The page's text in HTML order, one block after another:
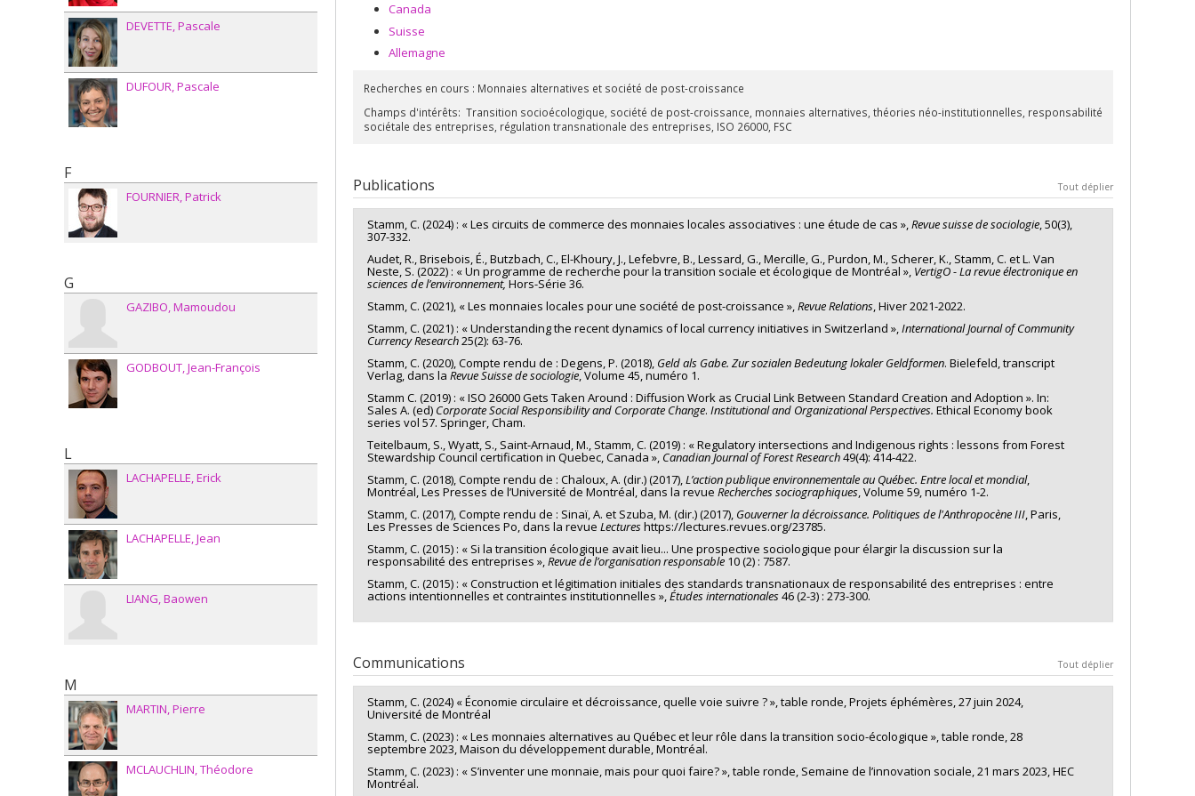
Canada
Suisse
Allemagne
Recherches en cours : Monnaies alternatives et société de post-croissance
Champs d'intérêts: Transition socioécologique, société de post-croissance, monnaies alternatives, théories néo-institutionnelles, responsabilité
sociétale des entreprises, régulation transnationale des entreprises, ISO 26000, FSC
Publications Tout déplier
Stamm, C. (2024) : « Les circuits de commerce des monnaies locales associatives : une étude de cas »,Revue suisse de sociologie, 50(3),
307-332.
Audet, R., Brisebois, É., Butzbach, C., El-Khoury, J., Lefebvre, B., Lessard, G., Mercille, G., Purdon, M., Scherer, K., Stamm, C. et L. Van
Neste, S. (2022) : « Un programme de recherche pour la transition sociale et écologique de Montréal », VertigO - La revue électronique en
sciences de l’environnement,Hors-Série 36.
Stamm, C. (2021), « Les monnaies locales pour une société de post-croissance »,Revue Relations, Hiver 2021-2022.
Stamm, C. (2021) : « Understanding the recent dynamics of local currency initiatives in Switzerland »,International Journal of Community
Currency Research25(2): 63-76.
Stamm, C. (2020), Compte rendu de : Degens, P. (2018), Geld als Gabe. Zur sozialen Bedeutung lokaler Geldformen. Bielefeld, transcript
Verlag, dans la Revue Suisse de sociologie, Volume 45, numéro 1.
Stamm C. (2019) : « ISO 26000 Gets Taken Around : Diffusion Work as Crucial Link Between Standard Creation and Adoption ». In:
Sales A. (ed) Corporate Social Responsibility and Corporate Change. Institutional and Organizational Perspectives. Ethical Economy book
series vol 57. Springer, Cham.
Teitelbaum, S., Wyatt, S., Saint-Arnaud, M., Stamm, C. (2019) : « Regulatory intersections and Indigenous rights : lessons from Forest
Stewardship Council certification in Quebec, Canada », Canadian Journal of Forest Research49(4): 414-422.
Stamm, C. (2018), Compte rendu de : Chaloux, A. (dir.) (2017),L’action publique environnementale au Québec. Entre local et mondial,
Montréal, Les Presses de l’Université de Montréal, dans la revue Recherches sociographiques, Volume 59, numéro 1-2.
Stamm, C. (2017), Compte rendu de : Sinaï, A. et Szuba, M. (dir.) (2017), Gouverner la décroissance. Politiques de l'Anthropocène III, Paris,
Les Presses de Sciences Po, dans la revue Lectureshttps://lectures.revues.org/23785.
Stamm, C. (2015) : « Si la transition écologique avait lieu... Une prospective sociologique pour élargir la discussion sur la
responsabilité des entreprises »,Revue de l’organisation responsable 10 (2) : 7587.
Stamm, C. (2015) : « Construction et légitimation initiales des standards transnationaux de responsabilité des entreprises : entre
actions intentionnelles et contraintes institutionnelles »,Études internationales46 (2-3) : 273-300.
Communications Tout déplier
Stamm, C. (2024) « Économie circulaire et décroissance, quelle voie suivre ? », table ronde, Projets éphémères, 27 juin 2024,
Université de Montréal
Stamm, C. (2023) : « Les monnaies alternatives au Québec et leur rôle dans la transition socio-écologique », table ronde, 28
septembre 2023, Maison du développement durable, Montréal.
Stamm, C. (2023) : « S’inventer une monnaie, mais pour quoi faire? », table ronde, Semaine de l’innovation sociale, 21 mars 2023, HEC
Montréal.
DEVETTE Pascale
DUFOUR Pascale
F
FOURNIER Patrick
G
GAZIBO Mamoudou
GODBOUT Jean-François
L
LACHAPELLE Erick
LACHAPELLE Jean
LIANG Baowen
M
MARTIN Pierre
MCLAUCHLIN Théodore